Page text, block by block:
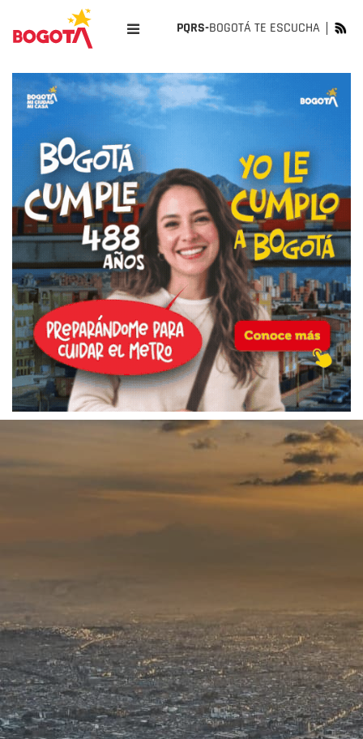
PQRS-BOGOTÁ TE ESCUCHA